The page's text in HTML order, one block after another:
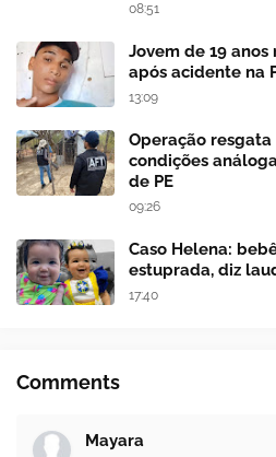
08:51
Jovem de 19
após acidente na
13:09
Operação
condições
de PE
09:26
Caso Helena:
estuprada, diz
17:40
Comments
Mayara